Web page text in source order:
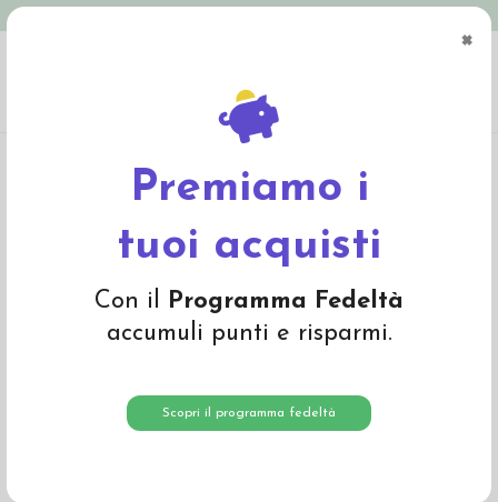
×
Premiamo i
tuoi acquisti
Con il Programma Fedeltà
accumuli punti e risparmi.
Scopri il programma fedeltà